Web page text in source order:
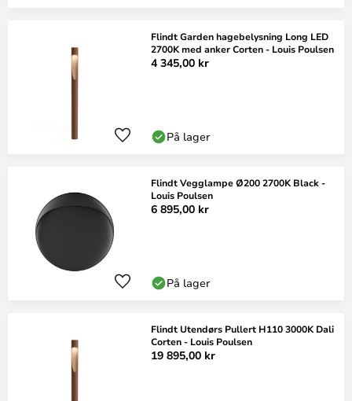
Flindt Garden hagebelysning Long LED
2700K med anker Corten - Louis Poulsen
4 345,00 kr
På lager
Flindt Vegglampe Ø200 2700K Black -
Louis Poulsen
6 895,00 kr
På lager
Flindt Utendørs Pullert H110 3000K Dali
Corten - Louis Poulsen
19 895,00 kr